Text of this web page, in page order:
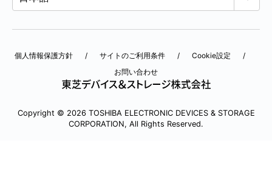
個人情報保護方針 サイトのご利用条件
Cookie設定
お問い合わせ
Copyright © 2026 TOSHIBA ELECTRONIC DEVICES & STORAGE
CORPORATION, All Rights Reserved.